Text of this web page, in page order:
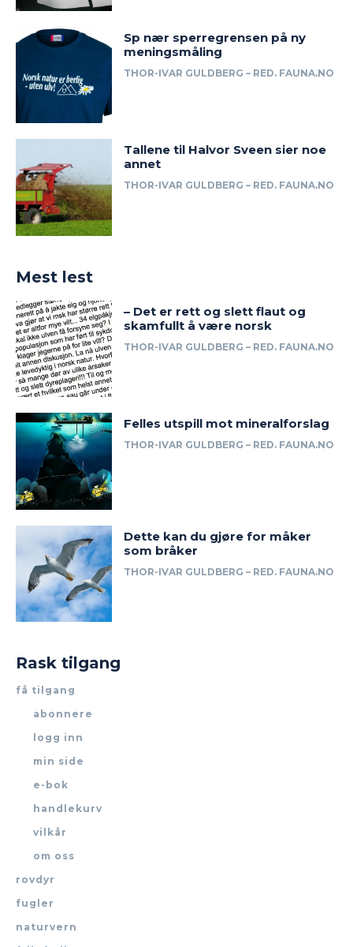
Sp nær sperregrensen på ny
meningsmåling
THOR-IVAR GULDBERG – RED. FAUNA.NO
Tallene til Halvor Sveen sier noe
annet
THOR-IVAR GULDBERG – RED. FAUNA.NO
Mest lest
– Det er rett og slett flaut og
skamfullt å være norsk
THOR-IVAR GULDBERG – RED. FAUNA.NO
Felles utspill mot mineralforslag
THOR-IVAR GULDBERG – RED. FAUNA.NO
Dette kan du gjøre for måker
som bråker
THOR-IVAR GULDBERG – RED. FAUNA.NO
Rask tilgang
få tilgang
abonnere
logg inn
min side
e-bok
handlekurv
vilkår
om oss
rovdyr
fugler
naturvern